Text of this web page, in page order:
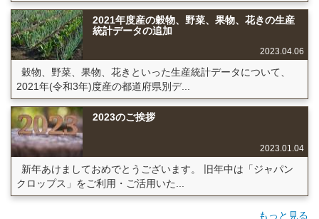
2021年度産の穀物、野菜、果物、花きの生産
統計データの追加
2023.04.06
穀物、野菜、果物、花きといった生産統計データについて、
2021年(令和3年)度産の都道府県別デ...
2023のご挨拶
2023.01.04
新年あけましておめでとうございます。 旧年中は「ジャパン
クロップス」をご利用・ご活用いた...
もっと見る